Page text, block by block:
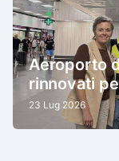
Aeroporto
rinnovati
23 Lug 2026